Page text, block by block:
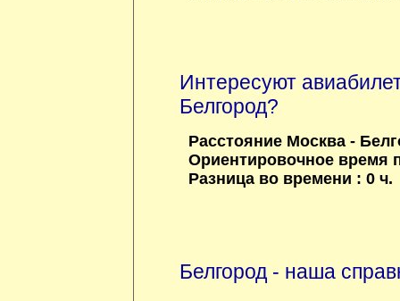
Интересуют
Белгород?
Расстояние Москва -
Ориентировочное время
Разница во времени : 0 ч.
Белгород - наша